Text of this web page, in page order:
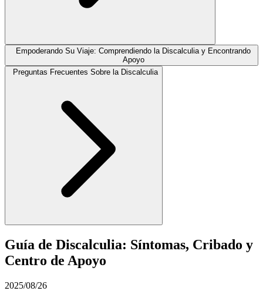
Empoderando Su Viaje: Comprendiendo la Discalculia y Encontrando
Apoyo
Preguntas Frecuentes Sobre la Discalculia
Guía de Discalculia: Síntomas, Cribado y
Centro de Apoyo
2025/08/26